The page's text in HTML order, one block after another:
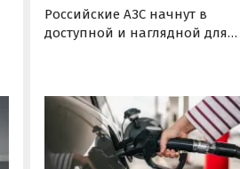
Российские АЗС начнут в
доступной и наглядной для
отпускаемого топлива. Это
позволит автовладельцам
осознанно выбрать топливо
определенного класса — от